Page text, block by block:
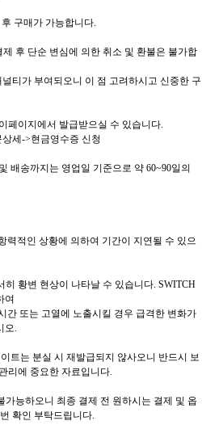
구매가 가능합니다.
후 단순 변심에 의한 취소 및 환불은 불가합
티가 부여되오니 이 점 고려하시고 신중한 구
페이지에서 발급받으실 수 있습니다.
세->현금영수증 신청
배송까지는 영업일 기준으로 약 60~90일의
력적인 상황에 의하여 기간이 지연될 수 있으
히 황변 현상이 나타날 수 있습니다. SWITCH
여
간 또는 고열에 노출시킬 경우 급격한 변화가
오.
트는 분실 시 재발급되지 않사오니 반드시 보
리에 중요한 자료입니다.
가능하오니 최종 결제 전 원하시는 결제 및 옵
확인 부탁드립니다.